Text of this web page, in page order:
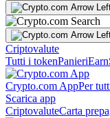
Criptovalute
Tutti i tokenPanieriEarn
Crypto.com AppPer
Scarica app
CriptovaluteCarta